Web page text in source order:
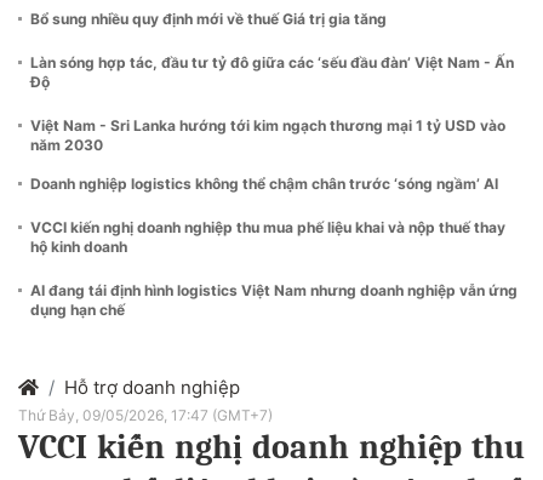
Bổ sung nhiều quy định mới về thuế Giá trị gia tăng
Làn sóng hợp tác, đầu tư tỷ đô giữa các ‘sếu đầu đàn’ Việt Nam - Ấn
Độ
Việt Nam - Sri Lanka hướng tới kim ngạch thương mại 1 tỷ USD vào
năm 2030
Doanh nghiệp logistics không thể chậm chân trước ‘sóng ngầm’ AI
VCCI kiến nghị doanh nghiệp thu mua phế liệu khai và nộp thuế thay
hộ kinh doanh
AI đang tái định hình logistics Việt Nam nhưng doanh nghiệp vẫn ứng
dụng hạn chế
Hỗ trợ doanh nghiệp
Thứ Bảy, 09/05/2026, 17:47 (GMT+7)
VCCI kiến nghị doanh nghiệp thu